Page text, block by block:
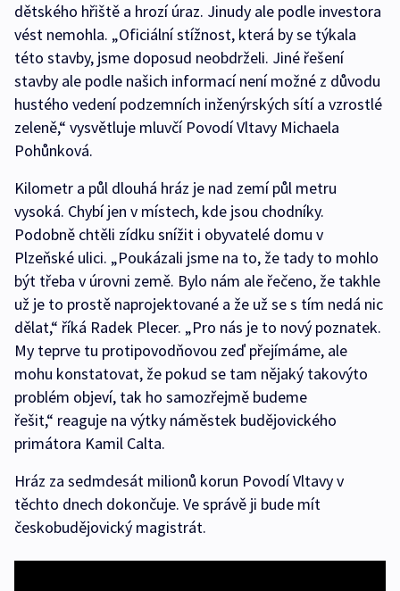
dětského hřiště a hrozí úraz. Jinudy ale podle investora
vést nemohla. „Oficiální stížnost, která by se týkala
této stavby, jsme doposud neobdrželi. Jiné řešení
stavby ale podle našich informací není možné z důvodu
hustého vedení podzemních inženýrských sítí a vzrostlé
zeleně,“ vysvětluje mluvčí Povodí Vltavy Michaela
Pohůnková.
Kilometr a půl dlouhá hráz je nad zemí půl metru
vysoká. Chybí jen v místech, kde jsou chodníky.
Podobně chtěli zídku snížit i obyvatelé domu v
Plzeňské ulici. „Poukázali jsme na to, že tady to mohlo
být třeba v úrovni země. Bylo nám ale řečeno, že takhle
už je to prostě naprojektované a že už se s tím nedá nic
dělat,“ říká Radek Plecer. „Pro nás je to nový poznatek.
My teprve tu protipovodňovou zeď přejímáme, ale
mohu konstatovat, že pokud se tam nějaký takovýto
problém objeví, tak ho samozřejmě budeme
řešit,“ reaguje na výtky náměstek budějovického
primátora Kamil Calta.
Hráz za sedmdesát milionů korun Povodí Vltavy v
těchto dnech dokončuje. Ve správě ji bude mít
českobudějovický magistrát.